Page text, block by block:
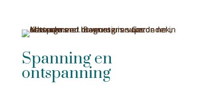
Spanning en
ontspanning